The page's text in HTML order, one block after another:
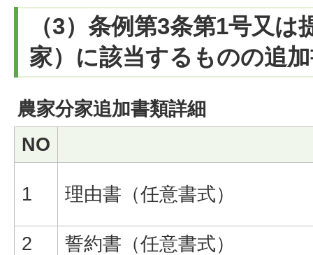
（3）条例第3条第1号又は
家）に該当するものの追
農家分家追加書類詳細
NO
1 理由書（任意書式）
2 誓約書（任意書式）